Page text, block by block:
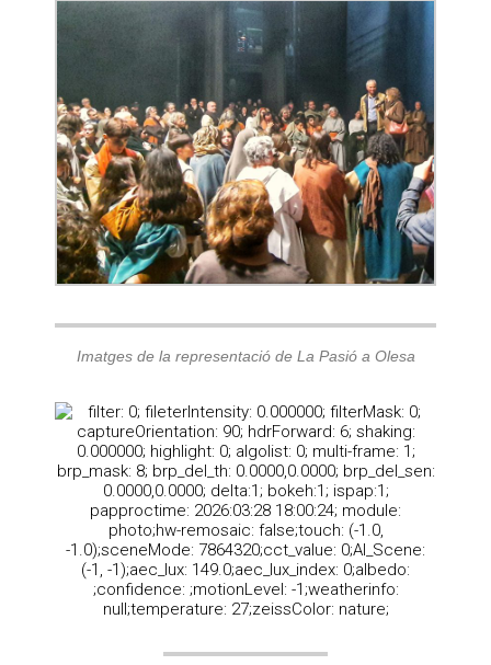
Imatges de la representació de La Pasió a Olesa